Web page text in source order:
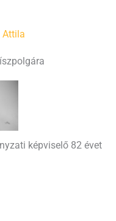
Attila
képviselő 82 évet